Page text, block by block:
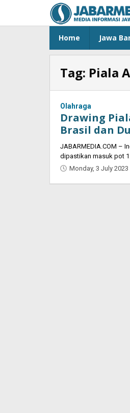
content
Home Jawa
Tag: Piala
Olahraga
Drawing
Brasil dan
JABARMEDIA.COM –
dipastikan masuk pot
Monday, 3 July 2023